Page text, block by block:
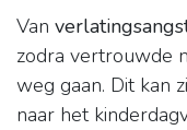
Van
zodra vertrouwde
weg gaan. Dit kan
naar het